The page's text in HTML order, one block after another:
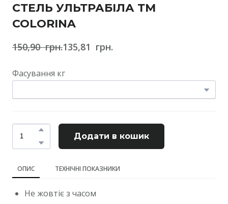
СТЕЛЬ УЛЬТРАБІЛА ТМ
COLORINA
150,90  грн.135,81  грн.
Фасування кг
Додати в кошик
ОПИС ТЕХНІЧНІ ПОКАЗНИКИ
Не жовтіє з часом